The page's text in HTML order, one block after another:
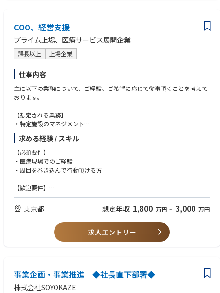
コスト・品質・工期の管理
各事業部と連携した現場要件の整理・反映
③ 店舗施工の標準化・仕組み化
出店・施工に関する業務フローの構築・改善
設計・施工仕様の標準化によるコスト削減・スピード向上
複数拠点展開を見据えた再現性ある出店モデルの確立
④ マネジメント・経営連携
経営陣・事業責任者との連携による出店計画策定
中長期の出店戦略・投資計画への参画
<求める人物像>
・千葉・埼玉・東京・神奈川の地の利がある人
・スピードと合理性を重視しながらも品質を担保できる方
・仕組み化・標準化にやりがいを感じる方
・事業成長の基盤づくりに主体的に関わりたい方
COO、経営支援
プライム上場、医療サービス展開企業
課長以上 上場企業
仕事内容
主に以下の業務について、ご経験、ご希望に応じて従事頂くことを考えて
おります。
【想定される業務】
・特定施設のマネジメント
・医心館事業の統括
・新規事業（一部）の統括 など
■当社の魅力
当社は2013年創業の医療・介護ベンチャー企業で、慢性期・終末期ケアに
た、医療機関や介護事業者への経営支援・コンサルティングを行い、地域
立し、2022年から2024年に売上高が2倍以上となり、2019年にジャスダ
ック市場へ上場。2023年3月にプライム市場へ移行しました。
求める経験 / スキル
【必須要件】
・医療現場でのご経験
・周囲を巻き込んで行動頂ける方
【歓迎要件】
・医師の方
・医療機関、施設の経営に関わった方
東京都 想定年収 1,800 万円 ~ 3,000 万円
求人エントリー
事業企画・事業推進 ◆社長直下部署◆
株式会社SOYOKAZE